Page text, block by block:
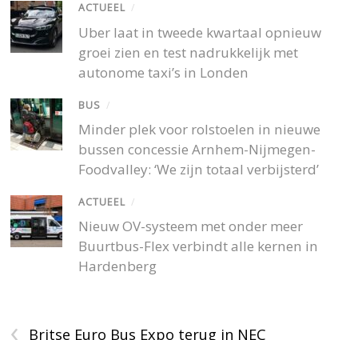
ACTUEEL /
Uber laat in tweede kwartaal opnieuw
groei zien en test nadrukkelijk met
autonome taxi’s in Londen
BUS /
Minder plek voor rolstoelen in nieuwe
bussen concessie Arnhem-Nijmegen-
Foodvalley: ‘We zijn totaal verbijsterd’
ACTUEEL /
Nieuw OV-systeem met onder meer
Buurtbus-Flex verbindt alle kernen in
Hardenberg
‹ Britse Euro Bus Expo terug in NEC